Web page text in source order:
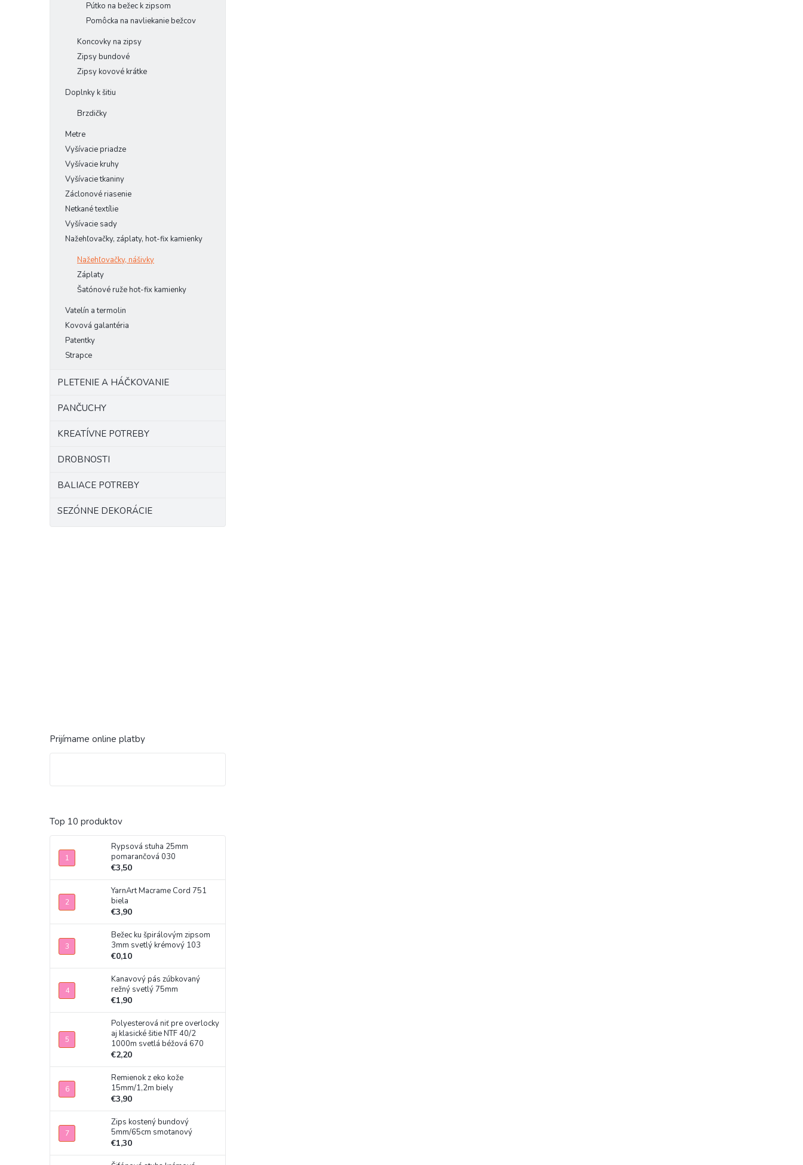
Pútko na bežec k zipsom
Pomôcka na navliekanie bežcov
Koncovky na zipsy
Zipsy bundové
Zipsy kovové krátke
Doplnky k šitiu
Brzdičky
Metre
Vyšívacie priadze
Vyšívacie kruhy
Vyšívacie tkaniny
Záclonové riasenie
Netkané textílie
Vyšívacie sady
Nažehľovačky, záplaty, hot-fix kamienky
Nažehľovačky, nášivky
Záplaty
Šatónové ruže hot-fix kamienky
Vatelín a termolin
Kovová galantéria
Patentky
Strapce
PLETENIE A HÁČKOVANIE
PANČUCHY
KREATÍVNE POTREBY
DROBNOSTI
BALIACE POTREBY
SEZÓNNE DEKORÁCIE
Prijímame online platby
Top 10 produktov
Rypsová stuha 25mm
pomarančová 030
€3,50
YarnArt Macrame Cord 751
biela
€3,90
Bežec ku špirálovým zipsom
3mm svetlý krémový 103
€0,10
Kanavový pás zúbkovaný
režný svetlý 75mm
€1,90
Polyesterová niť pre overlocky
aj klasické šitie NTF 40/2
1000m svetlá béžová 670
€2,20
Remienok z eko kože
15mm/1,2m biely
€3,90
Zips kostený bundový
5mm/65cm smotanový
€1,30